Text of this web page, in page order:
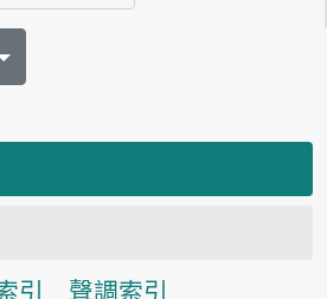
引
聲調索引